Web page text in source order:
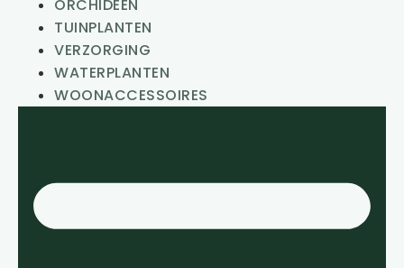
ORCHIDEEN
TUINPLANTEN
VERZORGING
WATERPLANTEN
WOONACCESSOIRES